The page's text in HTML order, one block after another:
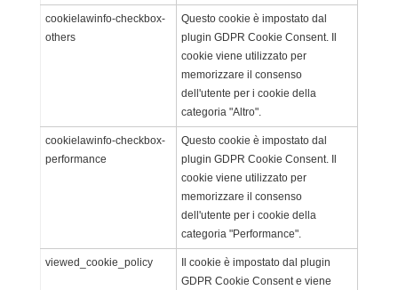
cookielawinfo-checkbox-
others
Questo cookie è impostato dal
plugin GDPR Cookie Consent. Il
cookie viene utilizzato per
memorizzare il consenso
dell'utente per i cookie della
categoria "Altro".
cookielawinfo-checkbox-
performance
Questo cookie è impostato dal
plugin GDPR Cookie Consent. Il
cookie viene utilizzato per
memorizzare il consenso
dell'utente per i cookie della
categoria "Performance".
viewed_cookie_policy
Il cookie è impostato dal plugin
GDPR Cookie Consent e viene